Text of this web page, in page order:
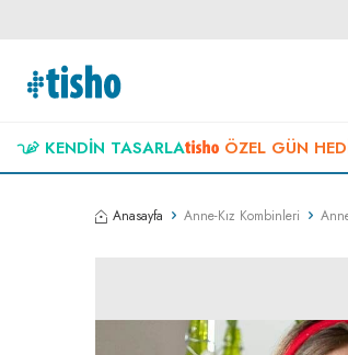
KENDIN TASARLA ÖZEL GÜN
Anasayfa Anne-Kız Kombinleri